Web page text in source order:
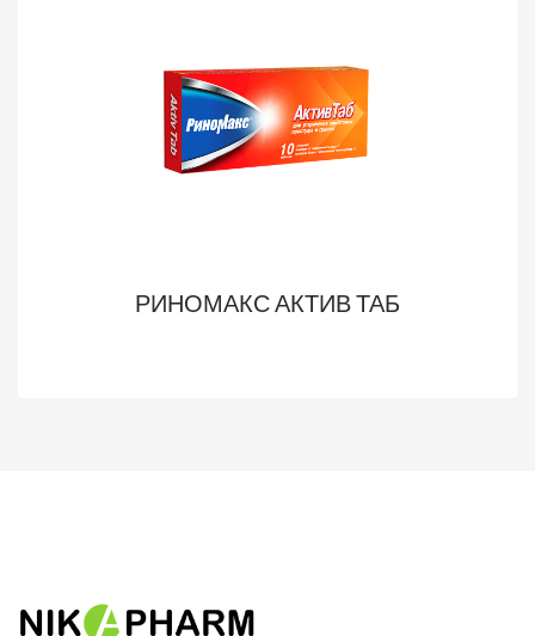
РИНОМАКС АКТИВ ТАБ